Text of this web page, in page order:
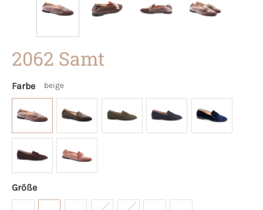
2062 Samt
Farbe beige
Größe